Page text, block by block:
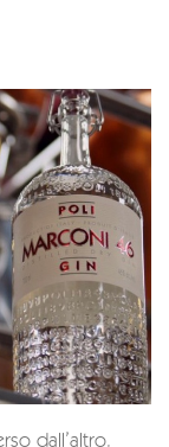
dall’altro.